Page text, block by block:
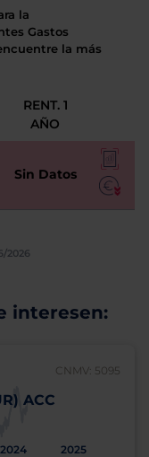
la
Gastos
la más
RENT. 1
AÑO
Sin Datos
2026
interesen:
CNMV: 5095
ACC
2024 2025